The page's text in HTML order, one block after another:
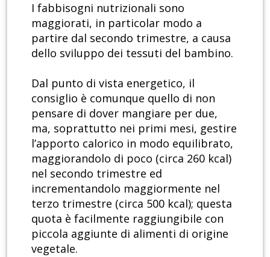
I fabbisogni nutrizionali sono
maggiorati, in particolar modo a
partire dal secondo trimestre, a causa
dello sviluppo dei tessuti del bambino.
Dal punto di vista energetico, il
consiglio è comunque quello di non
pensare di dover mangiare per due,
ma, soprattutto nei primi mesi, gestire
l’apporto calorico in modo equilibrato,
maggiorandolo di poco (circa 260 kcal)
nel secondo trimestre ed
incrementandolo maggiormente nel
terzo trimestre (circa 500 kcal); questa
quota è facilmente raggiungibile con
piccola aggiunte di alimenti di origine
vegetale.